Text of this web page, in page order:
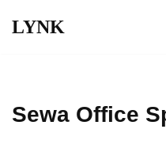
LYNK
Sewa Office